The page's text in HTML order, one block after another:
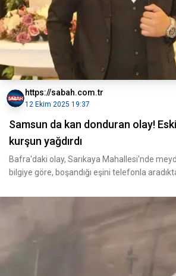
https://sabah.com.tr
12 Ekim 2025 19:37
Samsun da kan donduran olay!
kurşun yağdırdı
Bafra'daki olay, Sarıkaya Mahallesi'nde
bilgiye göre, boşandığı eşini telefonla